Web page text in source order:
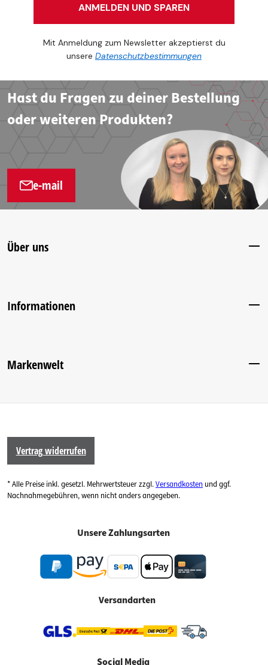
ANMELDEN UND SPAREN
Mit Anmeldung zum Newsletter akzeptierst du
unsere Datenschutzbestimmungen
Hast du Fragen zu deiner Bestellung
oder weiteren Produkten?
e-mail
Über uns
Informationen
Markenwelt
Vertrag widerrufen
* Alle Preise inkl. gesetzl. Mehrwertsteuer zzgl.Versandkosten und ggf.
Nachnahmegebühren, wenn nicht anders angegeben.
Unsere Zahlungsarten
Versandarten
Social Media